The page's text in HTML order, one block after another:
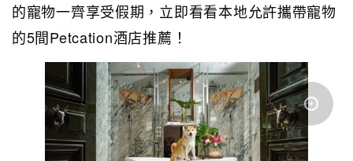
的寵物一齊享受假期，立即看看本地允許攜帶寵物
的5間Petcation酒店推薦！